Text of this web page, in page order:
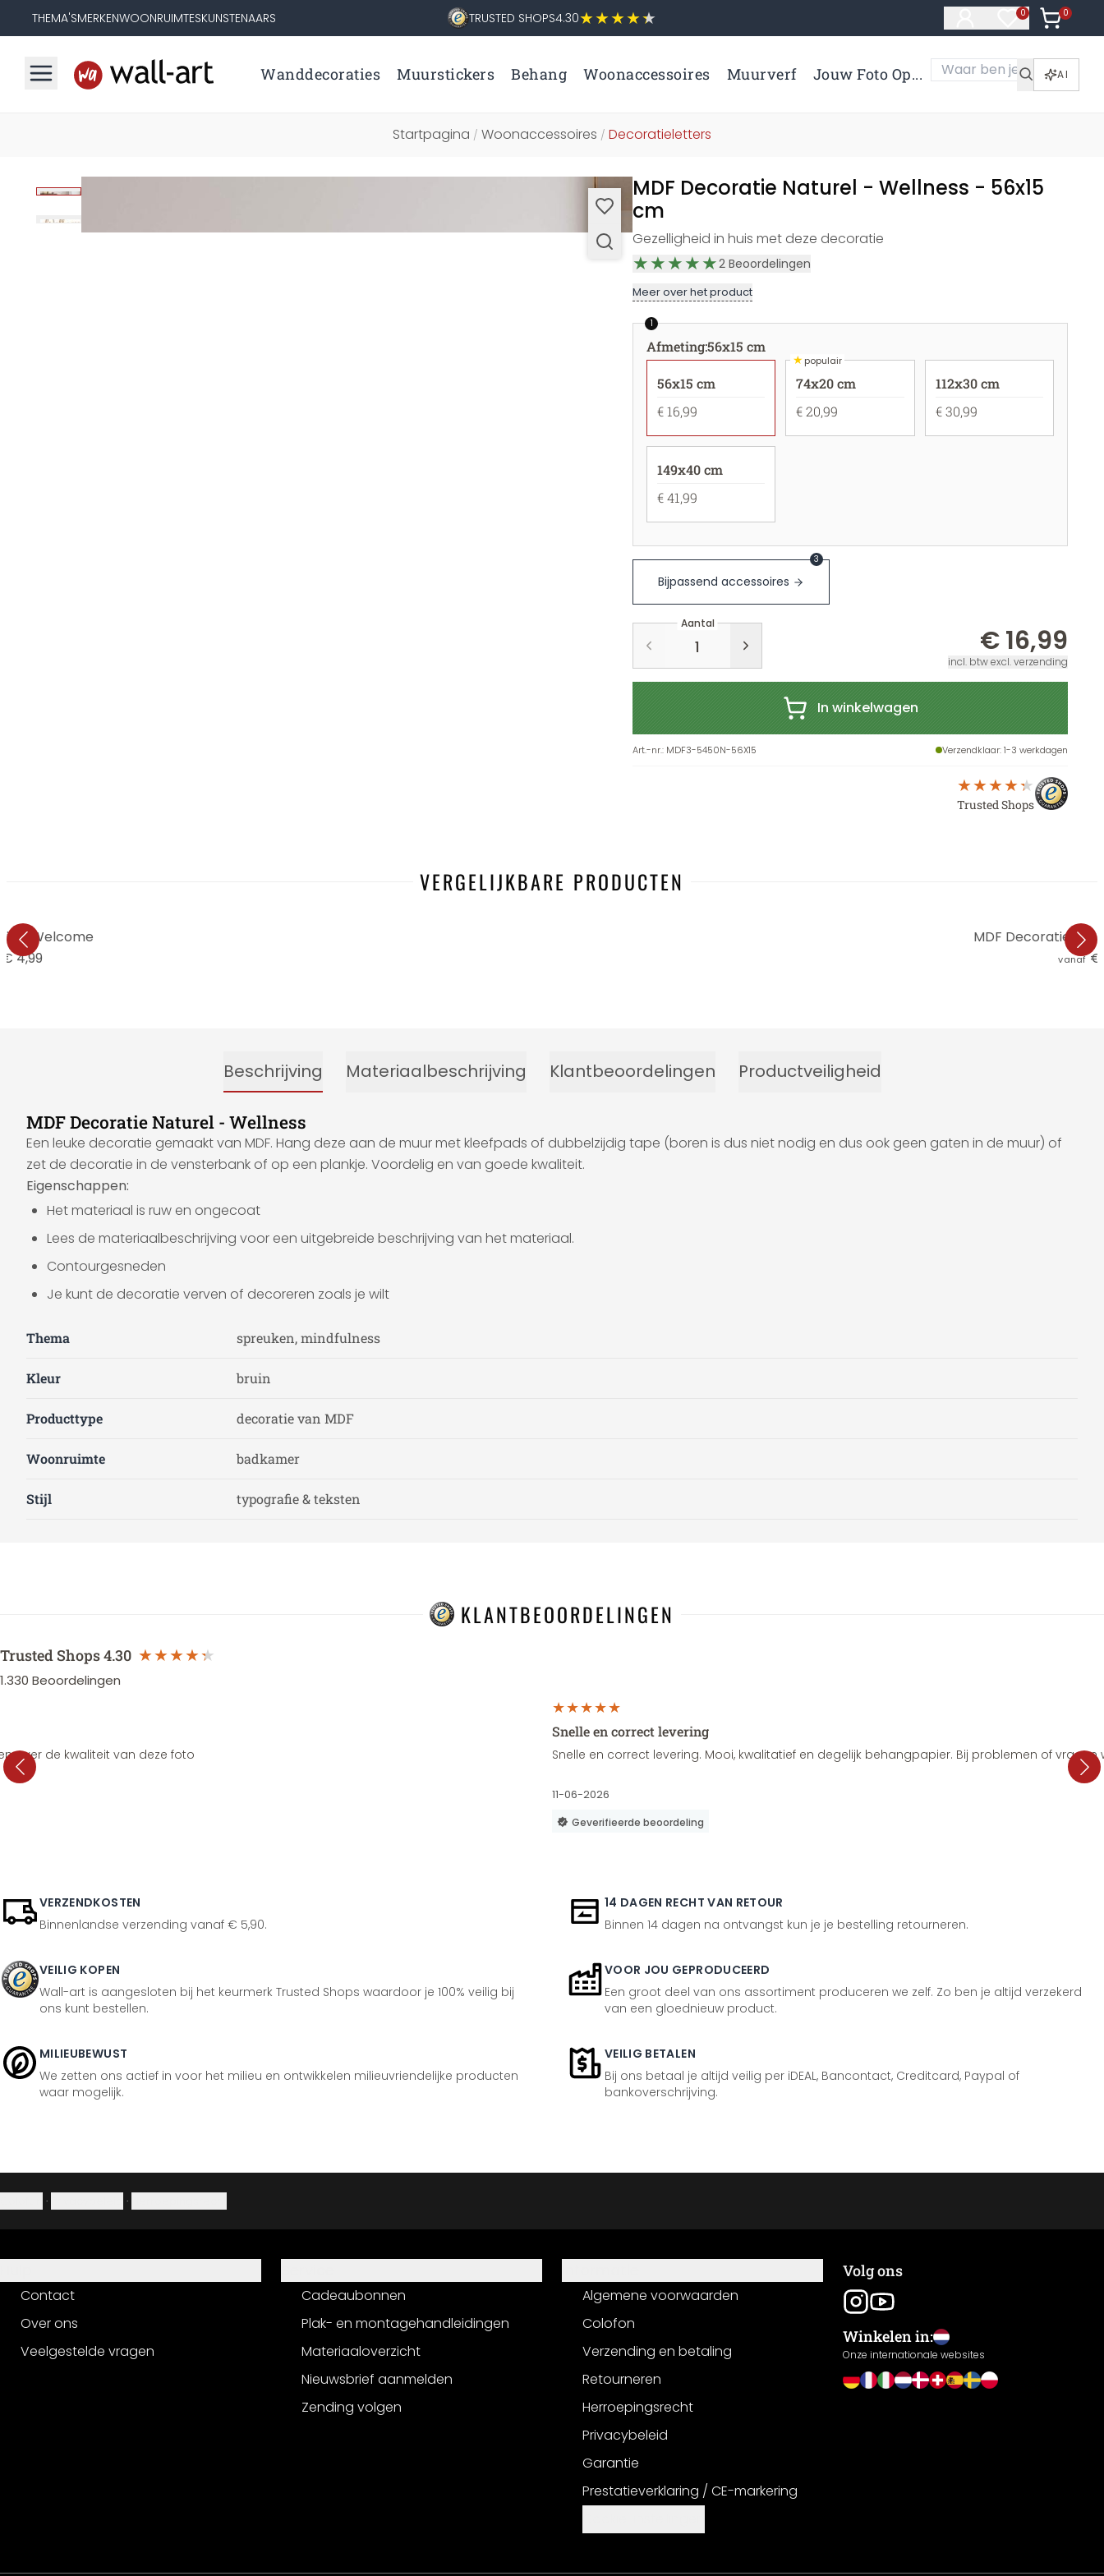
THEMA'SMERKENWOONRUIMTESKUNSTENAARS TRUSTED SHOPS4.30 0
Artikelen in
0
Artikelen
Wanddecoraties Muurstickers Behang Woonaccessoires Muurverf Jouw Foto Op... AI
Startpagina / Woonaccessoires / Decoratieletters
MDF Decoratie Naturel - Wellness - 56x15
cm
Gezelligheid in huis met deze decoratie
2 Beoordelingen
Meer over het product
1
Afmeting:56x15 cm
56x15 cm
€ 16,99
★populair
74x20 cm
€ 20,99
112x30 cm
€ 30,99
149x40 cm
€ 41,99
Bijpassend accessoires
3
Aantal
€ 16,99
incl. btw excl. verzending
In winkelwagen
Art.-nr.: MDF3-5450N-56X15 Verzendklaar: 1-3 werkdagen
Trusted Shops
VERGELIJKBARE PRODUCTEN
- Welcome
€ 4,99
MDF Decoratie
vanaf €
Beschrijving Materiaalbeschrijving Klantbeoordelingen Productveiligheid
MDF Decoratie Naturel - Wellness
Een leuke decoratie gemaakt van MDF. Hang deze aan de muur met kleefpads of dubbelzijdig tape (boren is dus niet nodig en dus ook geen gaten in de muur) of
zet de decoratie in de vensterbank of op een plankje. Voordelig en van goede kwaliteit.
Eigenschappen:
Het materiaal is ruw en ongecoat
Lees de materiaalbeschrijving voor een uitgebreide beschrijving van het materiaal.
Contourgesneden
Je kunt de decoratie verven of decoreren zoals je wilt
Thema spreuken, mindfulness
Kleur bruin
Producttype decoratie van MDF
Woonruimte badkamer
Stijl typografie & teksten
KLANTBEOORDELINGEN
Trusted Shops4.30
1.330 Beoordelingen
over de kwaliteit van deze foto
Snelle en correct levering
Snelle en correct levering. Mooi, kwalitatief en degelijk behangpapier. Bij problemen of
11-06-2026
Geverifieerde beoordeling
VERZENDKOSTEN
Binnenlandse verzending vanaf € 5,90.
14 DAGEN RECHT VAN RETOUR
Binnen 14 dagen na ontvangst kun je je bestelling retourneren.
VEILIG KOPEN
Wall-art is aangesloten bij het keurmerk Trusted Shops waardoor je 100% veilig bij
ons kunt bestellen.
VOOR JOU GEPRODUCEERD
Een groot deel van ons assortiment produceren we zelf. Zo ben je altijd verzekerd
van een gloednieuw product.
MILIEUBEWUST
We zetten ons actief in voor het milieu en ontwikkelen milieuvriendelijke producten
waar mogelijk.
VEILIG BETALEN
Bij ons betaal je altijd veilig per iDEAL, Bancontact, Creditcard, Paypal of
bankoverschrijving.
· ·
Contact
Over ons
Veelgestelde vragen
Cadeaubonnen
Plak- en montagehandleidingen
Materiaaloverzicht
Nieuwsbrief aanmelden
Zending volgen
Algemene voorwaarden
Colofon
Verzending en betaling
Retourneren
Herroepingsrecht
Privacybeleid
Garantie
Prestatieverklaring / CE-markering
Volg ons
Winkelen in:
Onze internationale websites